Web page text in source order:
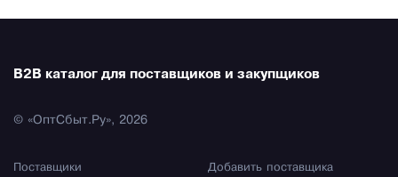
B2B каталог для поставщиков и закупщиков
© «ОптСбыт.Ру», 2026
Поставщики Добавить поставщика